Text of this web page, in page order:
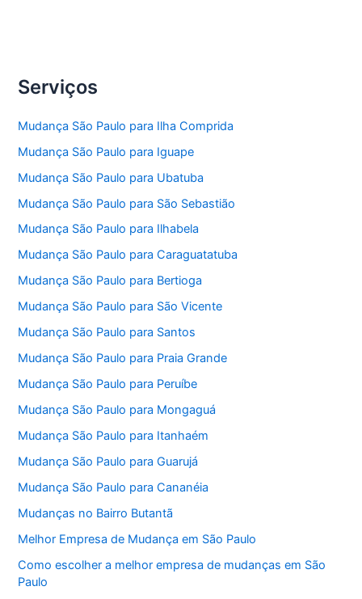
Serviços
Mudança São Paulo para Ilha Comprida
Mudança São Paulo para Iguape
Mudança São Paulo para Ubatuba
Mudança São Paulo para São Sebastião
Mudança São Paulo para Ilhabela
Mudança São Paulo para Caraguatatuba
Mudança São Paulo para Bertioga
Mudança São Paulo para São Vicente
Mudança São Paulo para Santos
Mudança São Paulo para Praia Grande
Mudança São Paulo para Peruíbe
Mudança São Paulo para Mongaguá
Mudança São Paulo para Itanhaém
Mudança São Paulo para Guarujá
Mudança São Paulo para Cananéia
Mudanças no Bairro Butantã
Melhor Empresa de Mudança em São Paulo
Como escolher a melhor empresa de mudanças em São
Paulo